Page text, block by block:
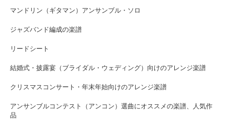
マンドリン（ギタマン）アンサンブル・ソロ
ジャズバンド編成の楽譜
リードシート
結婚式・披露宴（ブライダル・ウェディング）向けのアレンジ楽譜
クリスマスコンサート・年末年始向けのアレンジ楽譜
アンサンブルコンテスト（アンコン）選曲にオススメの楽譜、人気作
品